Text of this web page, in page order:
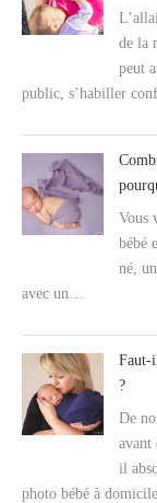
de la
peut
public, s’habiller
Vous
bébé
né,
avec un…
Faut-
?
De
avant
il
photo bébé à